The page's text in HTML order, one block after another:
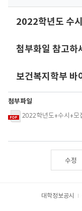
2022학년도 수
첨부화일 참고하
보건복지학부 바
첨부파일
2022학년도+수시+모
수정
대학정보공시